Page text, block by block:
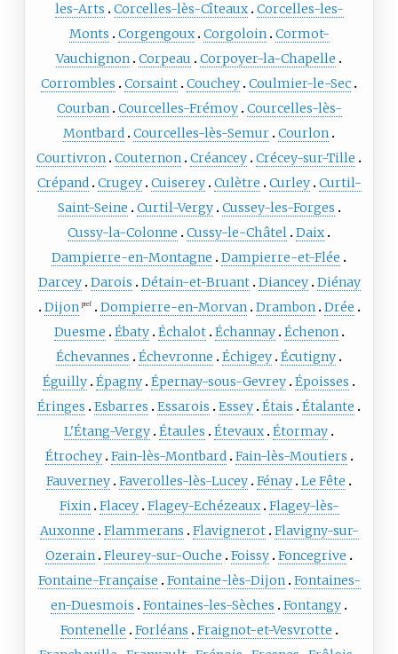
les-Arts
Corcelles-lès-Cîteaux Corcelles-les-
Monts
Corgengoux Corgoloin Cormot-
Vauchignon Corpeau
Corpoyer-la-Chapelle
Corrombles
Corsaint Couchey Coulmier-le-Sec
Courban Courcelles-Frémoy Courcelles-lès-
Montbard Courcelles-lès-Semur Courlon
Courtivron Couternon Créancey Crécey-sur-Tille
Crépand Crugey Cuiserey Culètre Curley Curtil-
Saint-Seine
Curtil-Vergy Cussey-les-Forges
Cussy-la-Colonne
Cussy-le-Châtel Daix
Dampierre-en-Montagne
Dampierre-et-Flée
Darcey Darois Détain-et-Bruant Diancey Diénay
Dijon pref Dompierre-en-Morvan Drambon Drée
Duesme
Ébaty Échalot Échannay Échenon
Échevannes
Échevronne Échigey Écutigny
Éguilly Épagny Épernay-sous-Gevrey Époisses
Éringes
Esbarres Essarois Essey Étais
Étalante
L'Étang-Vergy Étaules Étevaux Étormay
Étrochey Fain-lès-Montbard Fain-lès-Moutiers
Fauverney Faverolles-lès-Lucey Fénay Le Fête
Fixin Flacey Flagey-Echézeaux Flagey-lès-
Auxonne
Flammerans Flavignerot Flavigny-sur-
Ozerain Fleurey-sur-Ouche Foissy Foncegrive
Fontaine-Française
Fontaine-lès-Dijon Fontaines-
en-Duesmois
Fontaines-les-Sèches
Fontangy
Fontenelle
Forléans
Fraignot-et-Vesvrotte